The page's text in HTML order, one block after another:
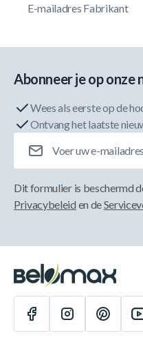
E-mailadres Fabrikant
Abonneer je op onze
Wees als eerste op de
Ontvang het laatste
Dit formulier is beschermd
Privacybeleid en de